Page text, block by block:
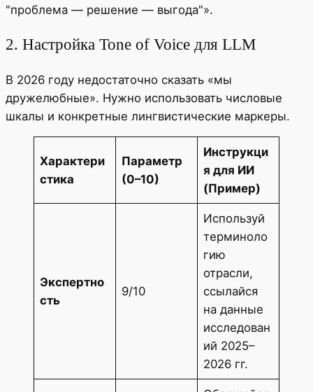
"проблема — решение — выгода"».
2. Настройка Tone of Voice для LLM
В 2026 году недостаточно сказать «мы
дружелюбные». Нужно использовать числовые
шкалы и конкретные лингвистические маркеры.
Характери
стика
Параметр
(0–10)
Инструкци
я для ИИ
(Пример)
Экспертно
сть
9/10
Используй
терминоло
гию
отрасли,
ссылайся
на данные
исследован
ий 2025–
2026 гг.